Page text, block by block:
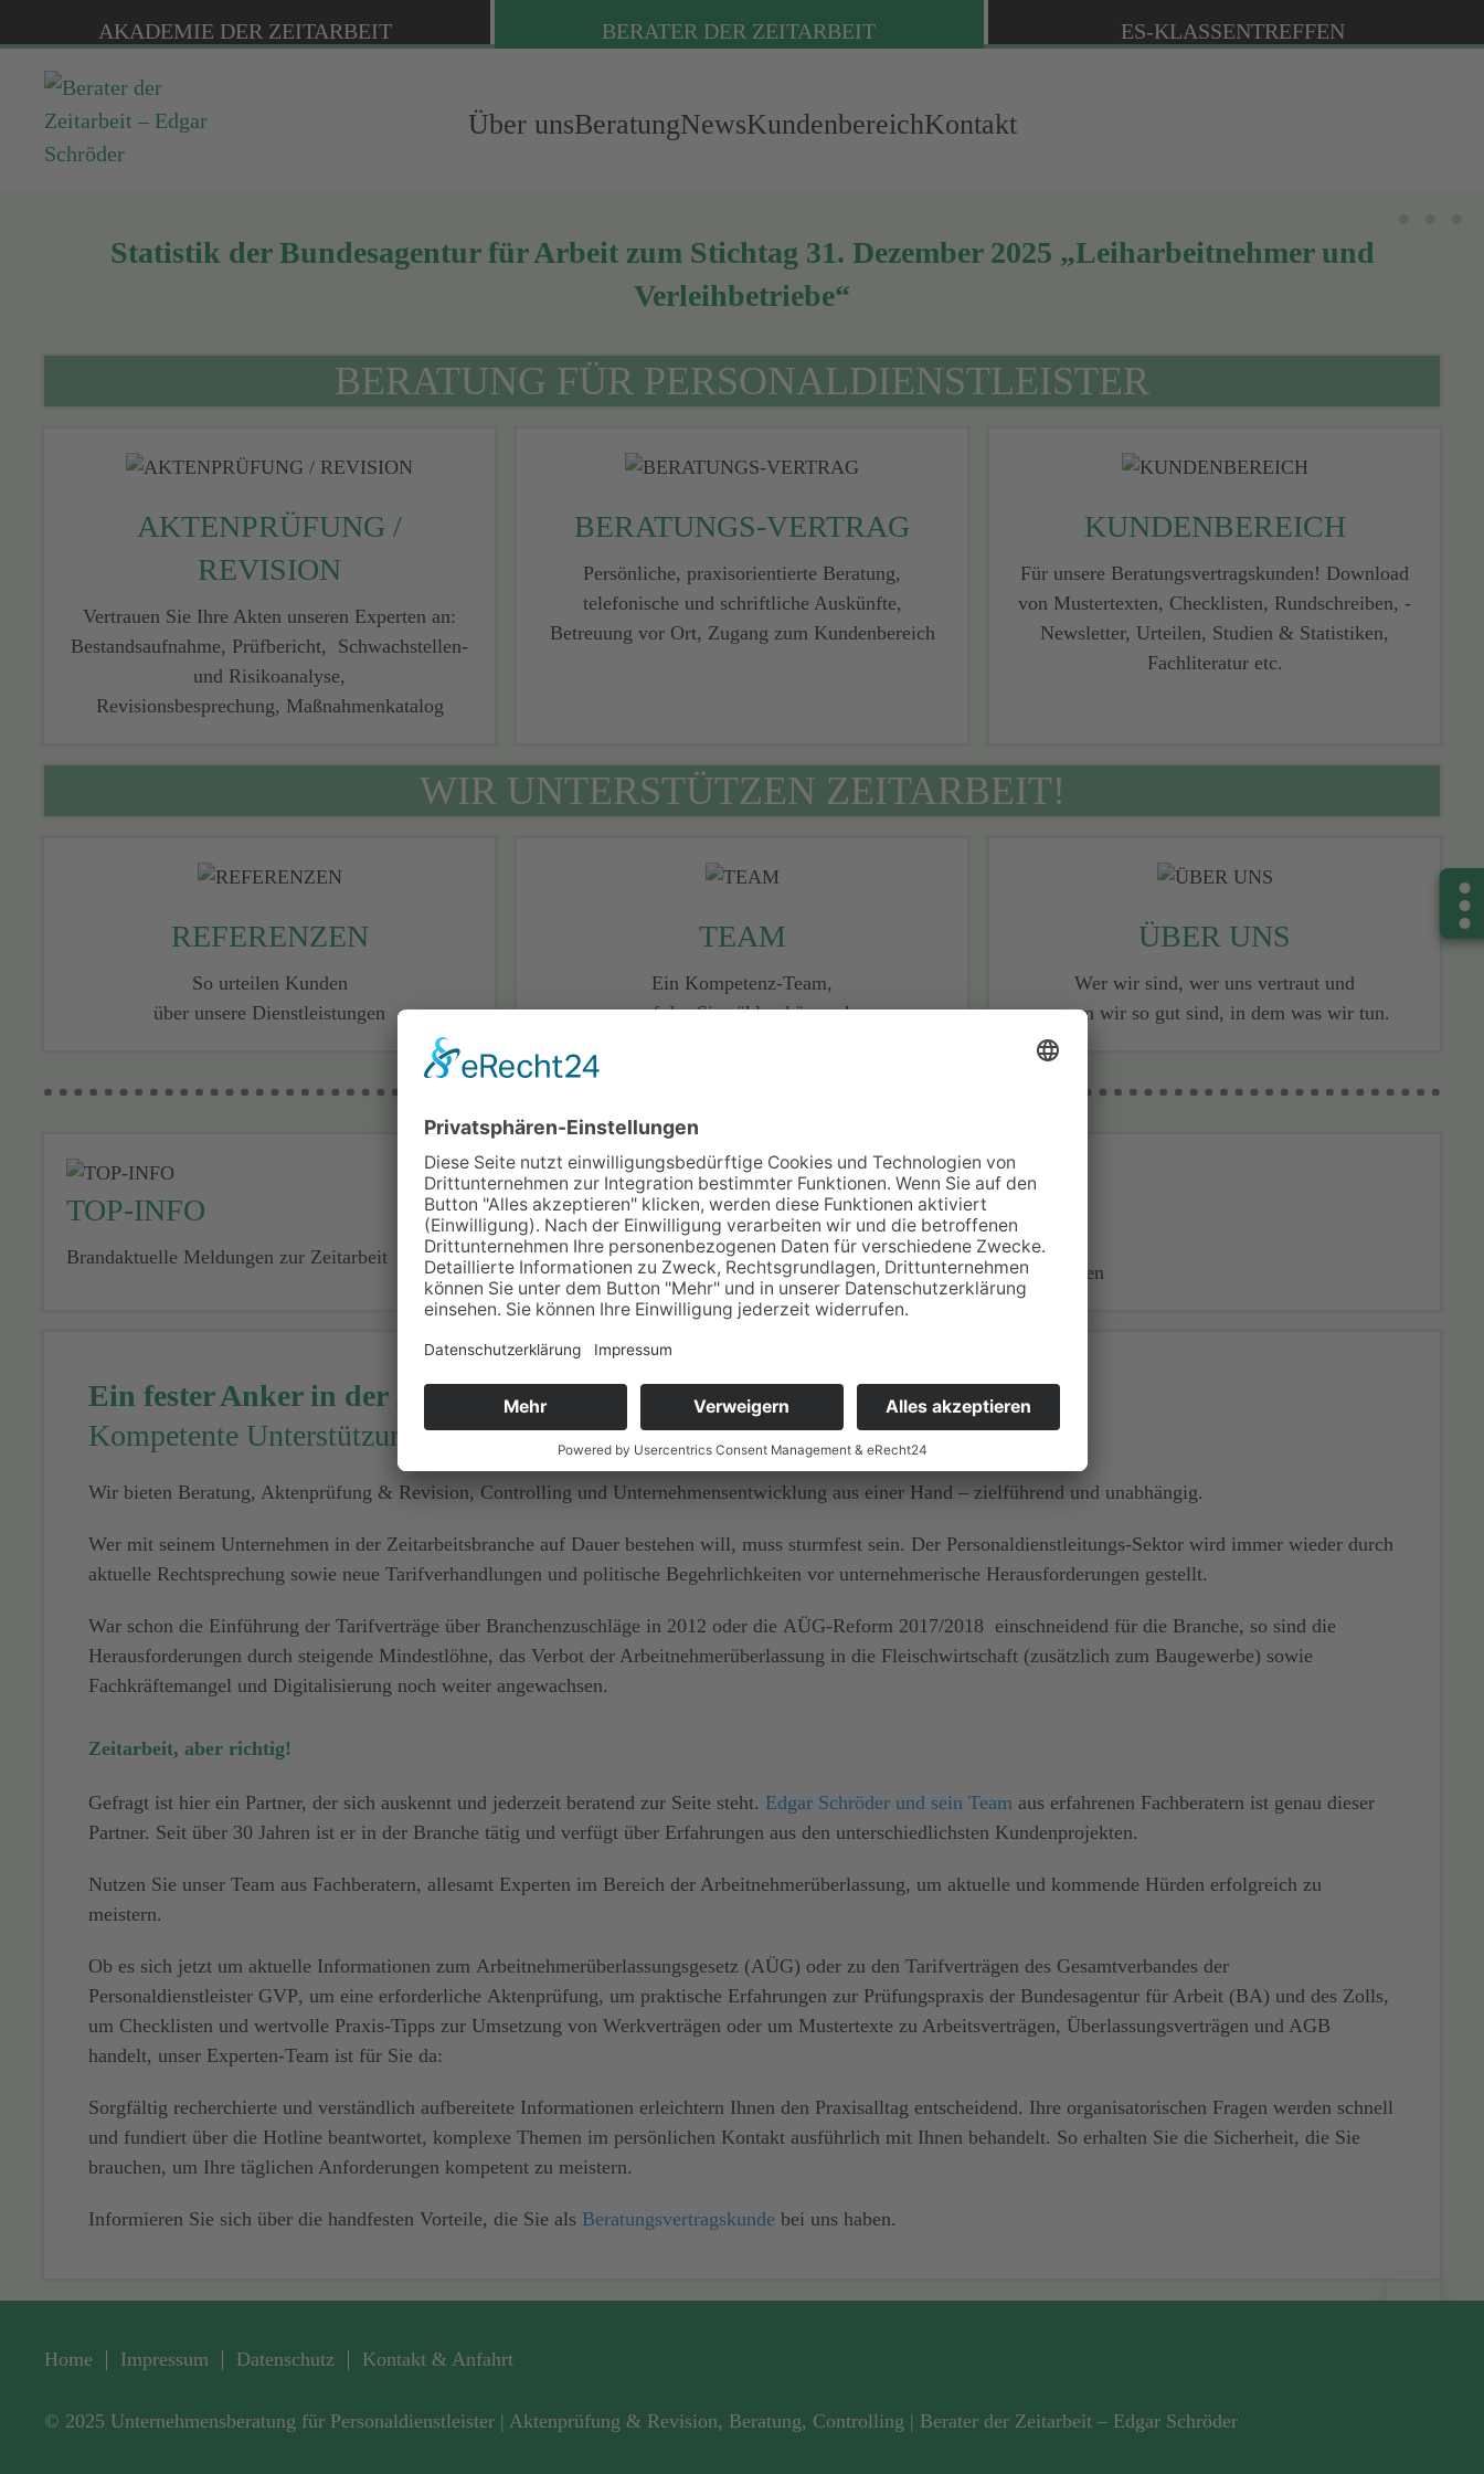
AKADEMIE DER ZEITARBEIT BERATER DER ZEITARBEIT ES-KLASSEN­TREFFEN
Über unsBeratungNewsKundenbereichKontakt
Statistik der Bundesagentur für Arbeit zum Stichtag 31. Dezember 2025 „Leiharbeitnehmer und
Verleihbetriebe“
BERATUNG FÜR PERSONAL­DIENSTLEISTER
AKTENPRÜFUNG /
REVISION
Vertrauen Sie Ihre Akten unseren ­Experten an:
Bestandsaufnahme, Prüfbericht, Schwachstellen-
und Risikoanalyse,
Revisionsbesprechung, Maßnahmenkatalog
BERATUNGS-VERTRAG
Persönliche, praxisorientierte Beratung,
telefonische und ­schriftliche Auskünfte,
Betreuung vor Ort, Zugang zum Kundenbereich
KUNDENBEREICH
Für unsere Beratungsvertragskunden! Download
von Mustertexten, ­Checklisten, Rundschreiben, ­
Newsletter, Urteilen, Studien & ­Statistiken,
Fachliteratur etc.
WIR UNTERSTÜTZEN ZEITARBEIT!
REFERENZEN
So urteilen Kunden
über unsere Dienstleistungen
TEAM
Ein Kompetenz-Team,
auf das Sie zählen können!
ÜBER UNS
Wer wir sind, wer uns vertraut und
warum wir so gut sind, in dem was wir tun.
TOP-INFO
Brandaktuelle ­Meldungen zur Zeitarbeit
PRESSESPIEGEL
Zusammenstellung aktueller Nachrichten
Ein fester Anker in der Zeitarbeit.
Kompetente Unterstützung und effiziente Lösungen für Zeitarbeits­unternehmen!
Wir bieten Beratung, Aktenprüfung & Revision, Controlling und Unternehmens­entwicklung aus einer Hand – zielführend und unabhängig.
Wer mit seinem Unternehmen in der Zeitarbeitsbranche auf Dauer bestehen will, muss sturmfest sein. Der Personal­dienstleitungs-Sektor wird immer wieder durch
aktuelle Rechtsprechung sowie neue Tarifverhandlungen und politische Begehrlichkeiten vor unternehmerische Herausforderungen gestellt.
War schon die Einführung der Tarifverträge über Branchenzuschläge in 2012 oder die AÜG-Reform 2017/2018 einschneidend für die Branche, so sind die
Herausforderungen durch steigende Mindestlöhne, das Verbot der Arbeitnehmer­überlassung in die Fleischwirtschaft (zusätzlich zum Baugewerbe) sowie
Fachkräftemangel und Digitalisierung noch weiter angewachsen.
Zeitarbeit, aber richtig!
Gefragt ist hier ein Partner, der sich auskennt und jederzeit beratend zur Seite steht. Edgar Schröder und sein Team aus erfahrenen Fachberatern ist genau dieser
Partner. Seit über 30 Jahren ist er in der Branche tätig und verfügt über Erfahrungen aus den unterschiedlichsten Kundenprojekten.
Nutzen Sie unser Team aus Fachberatern, allesamt Experten im Bereich der Arbeitnehmer­überlassung, um aktuelle und kommende Hürden erfolgreich zu
meistern.
Ob es sich jetzt um aktuelle Informationen zum Arbeitnehmerüberlassungsgesetz (AÜG) oder zu den Tarifverträgen des Gesamtverbandes der
Personaldienstleister GVP, um eine erforderliche Aktenprüfung, um praktische Erfahrungen zur Prüfungspraxis der Bundesagentur für Arbeit (BA) und des Zolls,
um Checklisten und wertvolle Praxis-Tipps zur Umsetzung von Werkverträgen oder um Mustertexte zu Arbeitsverträgen, Überlassungsverträgen und AGB
handelt, unser Experten-Team ist für Sie da:
Sorgfältig recherchierte und verständlich aufbereitete Informationen erleichtern Ihnen den Praxisalltag entscheidend. Ihre organisatorischen Fragen werden schnell
und fundiert über die Hotline beantwortet, komplexe Themen im persönlichen Kontakt ausführlich mit Ihnen behandelt. So erhalten Sie die Sicherheit, die Sie
brauchen, um Ihre täglichen Anforderungen kompetent zu meistern.
Informieren Sie sich über die handfesten Vorteile, die Sie als Beratungsvertrags­kunde bei uns haben.
Home Impressum Datenschutz Kontakt & Anfahrt
© 2025 Unternehmens­beratung für Personal­dienstleister | Aktenprüfung & Revision, Beratung, Controlling | Berater der Zeitarbeit – Edgar Schröder